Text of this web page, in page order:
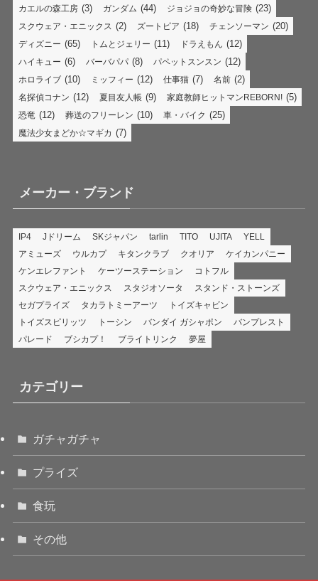
カエルの森工房 (3) ガンダム (44) ジョジョの奇妙な冒険 (23)
スクウェア・エニックス (2) ズートピア (18) チェンソーマン (20)
ディズニー (65) トムとジェリー (11) ドラえもん (12)
ハイキュー (6) バーバパパ (8) パペットスンスン (12)
ホロライブ (10) ミッフィー (12) 仕事猫 (7) 名前 (2)
名探偵コナン (12) 夏目友人帳 (9) 家庭教師ヒットマンREBORN! (5)
恐竜 (12) 葬送のフリーレン (10) 車・バイク (25)
魔法少女まどか☆マギカ (7)
メーカー・ブランド
IP4 Jドリーム SKジャパン tarlin TITO UJITA
YELL
アミューズ
ウルカプ キタンクラブ クオリア
ケイカンパニー
ケンエレファント
ケーツーステーション
コトフル
スクウェア・エニックス
スタジオソータ
スタンド・ストーンズ
セガプライズ
タカラトミーアーツ
トイズキャビン
トイズスピリッツ
トーシン バンダイ ガシャポン
バンプレスト
パレード
ブシカプ！ ブライトリンク 夢屋
カテゴリー
ガチャガチャ
プライズ
食玩
その他